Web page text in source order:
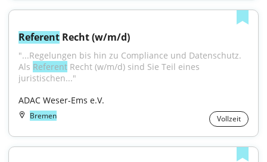
Referent Recht (w/m/d)
"...Regelungen bis hin zu Compliance und Datenschutz.
Als Referent Recht (w/m/d) sind Sie Teil eines
juristischen..."
ADAC Weser-Ems e.V.
Bremen Vollzeit